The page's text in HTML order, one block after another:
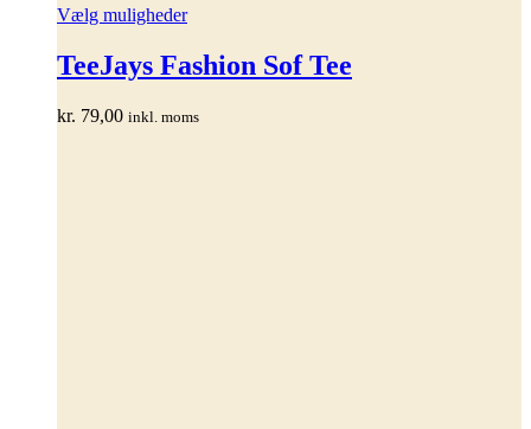
Vælg mulighederDette
har
flere
Mulighederne
TeeJays Fashion Sof Tee
kr. 79,00 inkl. moms